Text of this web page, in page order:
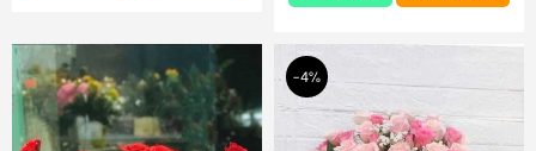
-4%